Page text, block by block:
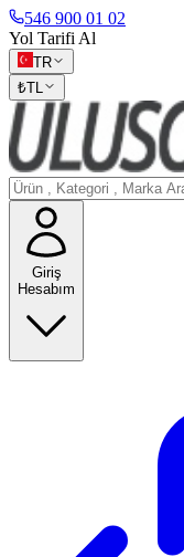
546 900 01 02
Yol Tarifi Al
TR
₺TL
Giriş
Hesabım